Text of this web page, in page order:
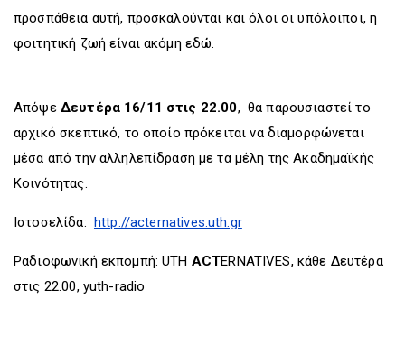
προσπάθεια αυτή, προσκαλούνται και όλοι οι υπόλοιποι, η
φοιτητική ζωή είναι ακόμη εδώ.
Απόψε Δευτέρα 16/11 στις 22.00, θα παρουσιαστεί το
αρχικό σκεπτικό, το οποίο πρόκειται να διαμορφώνεται
μέσα από την αλληλεπίδραση με τα μέλη της Ακαδημαϊκής
Κοινότητας.
Ιστοσελίδα: http://acternatives.uth.gr
Ραδιοφωνική εκπομπή: UTH ACTERNATIVES, κάθε Δευτέρα
στις 22.00, yuth-radio